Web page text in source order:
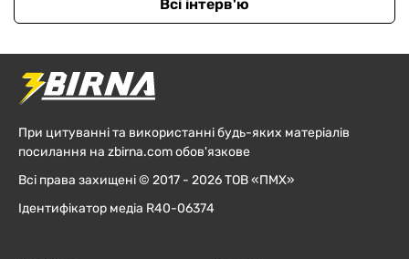
Всі інтерв'ю
При цитуванні та використанні будь-яких матеріалів
посилання на zbirna.com обов'язкове
Всі права захищені © 2017 - 2026 ТОВ «ПМХ»
Ідентифікатор медіа R40-06374